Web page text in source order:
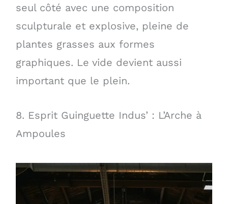
seul côté avec une composition
sculpturale et explosive, pleine de
plantes grasses aux formes
graphiques. Le vide devient aussi
important que le plein.
8. Esprit Guinguette Indus’ : L’Arche à
Ampoules